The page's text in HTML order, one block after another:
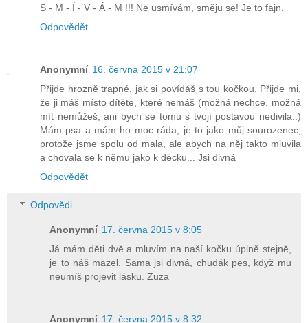
S - M - Í - V - Á - M !!! Ne usmívám, směju se! Je to fajn.
Odpovědět
Anonymní 16. června 2015 v 21:07
Přijde hrozně trapné, jak si povídáš s tou kočkou. Přijde mi,
že ji máš místo dítěte, které nemáš (možná nechce, možná
mít nemůžeš, ani bych se tomu s tvojí postavou nedivila..)
Mám psa a mám ho moc ráda, je to jako můj sourozenec,
protože jsme spolu od mala, ale abych na něj takto mluvila
a chovala se k němu jako k děcku... Jsi divná
Odpovědět
Odpovědi
Anonymní 17. června 2015 v 8:05
Já mám děti dvě a mluvím na naší kočku úplně stejně,
je to náš mazel. Sama jsi divná, chudák pes, když mu
neumíš projevit lásku. Zuza
Anonymní 17. června 2015 v 8:32